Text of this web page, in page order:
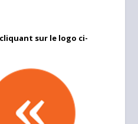
sur le logo ci-